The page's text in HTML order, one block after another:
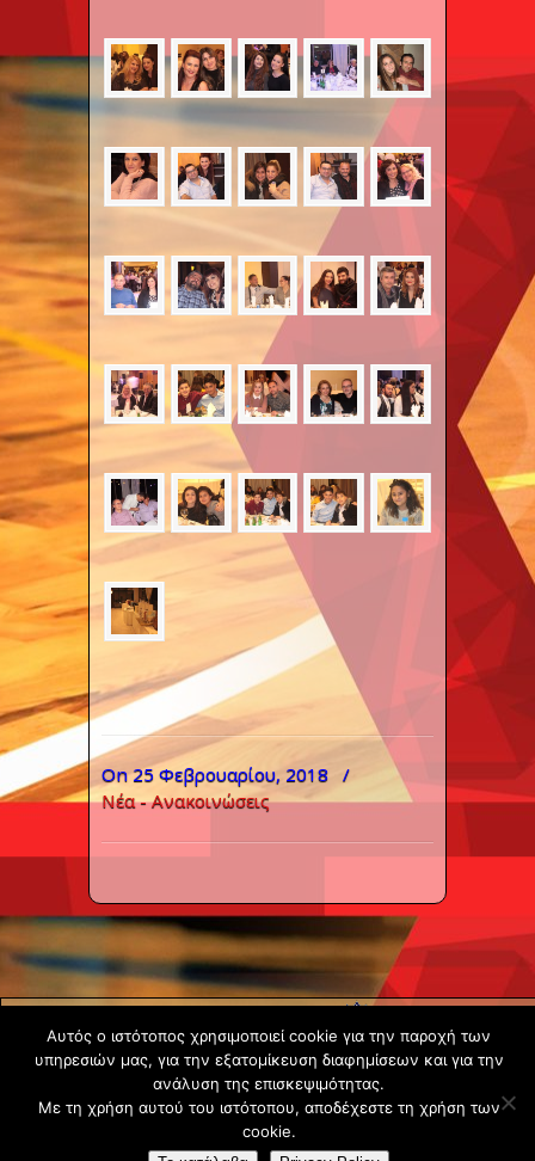
On 25 Φεβρουαρίου, 2018 /
Νέα - Ανακοινώσεις
Copyright ©
2020 -
Gsperamatosermis.gr
All rights
reserved. -
Αυτός ο ιστότοπος χρησιμοποιεί cookie για την παροχή των
υπηρεσιών μας, για την εξατομίκευση διαφημίσεων και για την
ανάλυση της επισκεψιμότητας.
Με τη χρήση αυτού του ιστότοπου, αποδέχεστε τη χρήση των
cookie.